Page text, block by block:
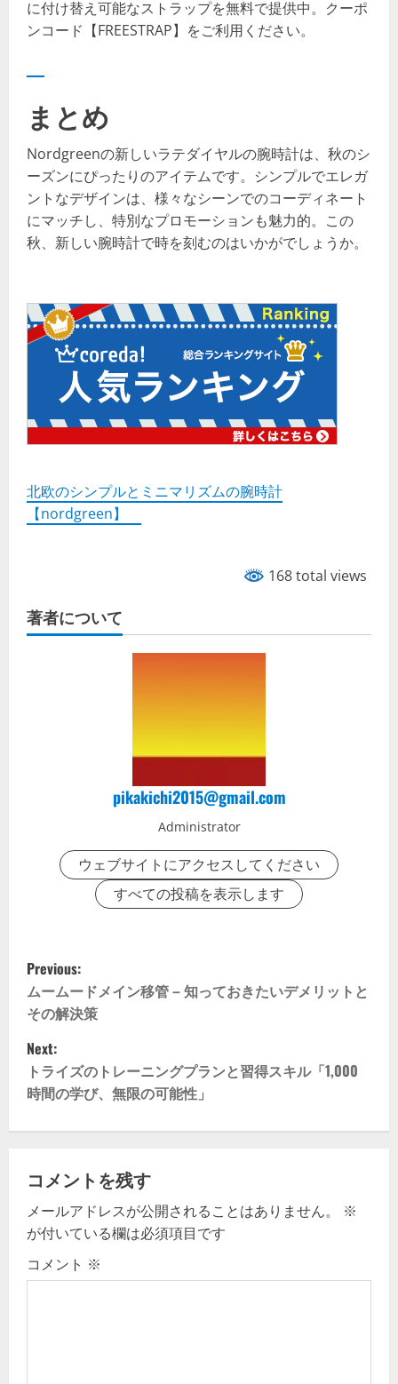
に付け替え可能なストラップを無料で提供中。クーポ
ンコード​【FREESTRAP】​をご利用ください。
まとめ
Nordgreenの新しいラテダイヤルの腕時計は、秋のシ
ーズンにぴったりのアイテムです。シンプルでエレガ
ントなデザインは、様々なシーンでのコーディネート
にマッチし、特別なプロモーションも魅力的。この
秋、新しい腕時計で時を刻むのはいかがでしょうか。
北欧のシンプルとミニマリズムの腕時計
【nordgreen】
168 total views
著者について
pikakichi2015@gmail.com
Administrator
ウェブサイトにアクセスしてください
すべての投稿を表示します
P
o
s
t
n
v
i
g
Previous:
ムームードメイン移管 – 知っておきたいデメリットと
その解決策
Next:
トライズのトレーニングプランと習得スキル「1,000
時間の学び、無限の可能性」
コメントを残す
メールアドレスが公開されることはありません。
※
が付いている欄は必須項目です
コメント ※